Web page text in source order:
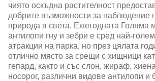
чиято оскъдна растителност
добрите възможности за наблюдение
природа в света. Ежегодната Голяма
антилопи гну и зебри е сред най-
атракции на парка, но през цялата
отлично място за срещи с хищници
гепард, както и със слон, жираф,
носорог, различни видове антилопи и